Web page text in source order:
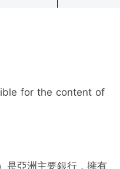
for the content of
是亞洲主要銀行，擁有